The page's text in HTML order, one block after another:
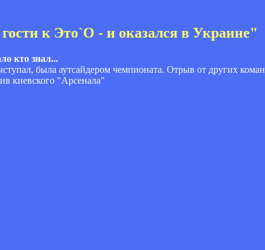
к Это`О - и оказался в Украине"
кто знал...
была аутсайдером чемпионата. Отрыв от других
киевского "Арсенала"